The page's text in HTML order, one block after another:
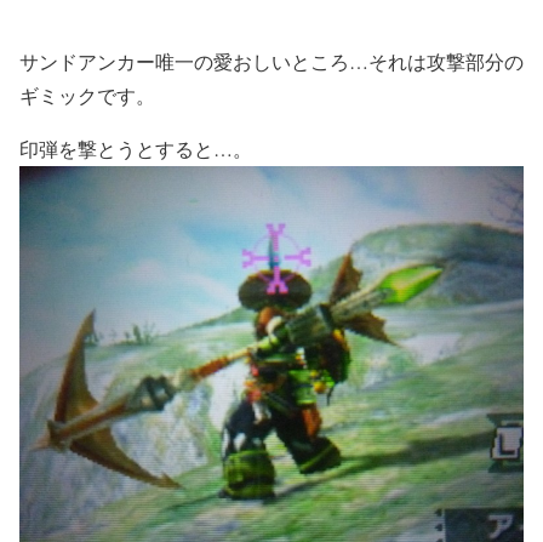
サンドアンカー唯一の愛おしいところ…それは攻撃部分の
ギミックです。
印弾を撃とうとすると…。